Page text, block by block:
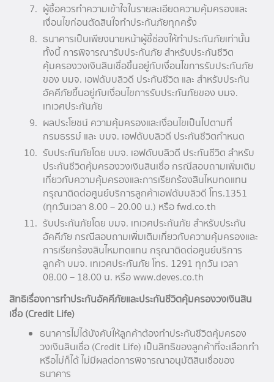
ผู้ซื้อควรทำความเข้าใจในรายละเอียดความคุ้มครองและ
เงื่อนไขก่อนตัดสินใจทำประกันภัยทุกครั้ง
ธนาคารเป็นเพียงนายหน้าผู้ชี้ช่องให้ทำประกันภัยเท่านั้น
ทั้งนี้ การพิจารณารับประกันภัย สำหรับประกันชีวิต
คุ้มครองวงเงินสินเชื่อขึ้นอยู่กับเงื่อนไขการรับประกันภัย
ของ บมจ. เอฟดับบลิวดี ประกันชีวิต และ สำหรับประกัน
อัคคีภัยขึ้นอยู่กับเงื่อนไขการรับประกันภัยของ บมจ.
เทเวศประกันภัย
ผลประโยชน์ ความคุ้มครองและเงื่อนไขเป็นไปตามที่
กรมธรรม์ และ บมจ. เอฟดับบลิวดี ประกันชีวิตกำหนด
รับประกันภัยโดย บมจ. เอฟดับบลิวดี ประกันชีวิต สำหรับ
ประกันชีวิตคุ้มครองวงเงินสินเชื่อ กรณีสอบถามเพิ่มเติม
เกี่ยวกับความคุ้มครองและการเรียกร้องสินไหมทดแทน
กรุณาติดต่อศูนย์บริการลูกค้าเอฟดับบลิวดี โทร.1351
(ทุกวันเวลา 8.00 – 20.00 น.) หรือ fwd.co.th
รับประกันภัยโดย บมจ. เทเวศประกันภัย สำหรับประกัน
อัคคีภัย กรณีสอบถามเพิ่มเติมเกี่ยวกับความคุ้มครองและ
การเรียกร้องสินไหมทดแทน กรุณาติดต่อศูนย์บริการ
ลูกค้า บมจ. เทเวศประกันภัย โทร. 1291 ทุกวัน เวลา
08.00 – 18.00 น. หรือ www.deves.co.th
สิทธิเรื่องการทำประกันอัคคีภัยและประกันชีวิตคุ้มครองวงเงินสิน
เชื่อ (Credit Life)
ธนาคารไม่ได้บังคับให้ลูกค้าต้องทำประกันชีวิตคุ้มครอง
วงเงินสินเชื่อ (Credit Life) เป็นสิทธิของลูกค้าที่จะเลือกทำ
หรือไม่ก็ได้ ไม่มีผลต่อการพิจารณาอนุมัติสินเชื่อของ
ธนาคาร